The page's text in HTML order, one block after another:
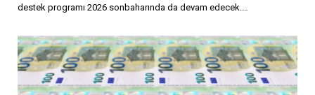
destek programı 2026 sonbaharında da devam edecek.…